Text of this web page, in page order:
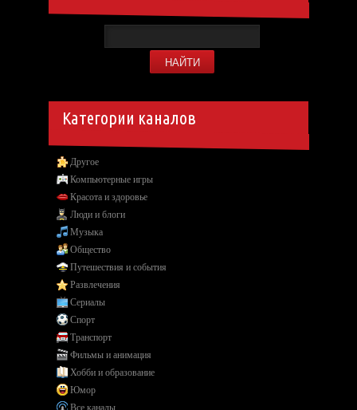
Категории каналов
Другое
Компьютерные игры
Красота и здоровье
Люди и блоги
Музыка
Общество
Путешествия и события
Развлечения
Сериалы
Спорт
Транспорт
Фильмы и анимация
Хобби и образование
Юмор
Все каналы